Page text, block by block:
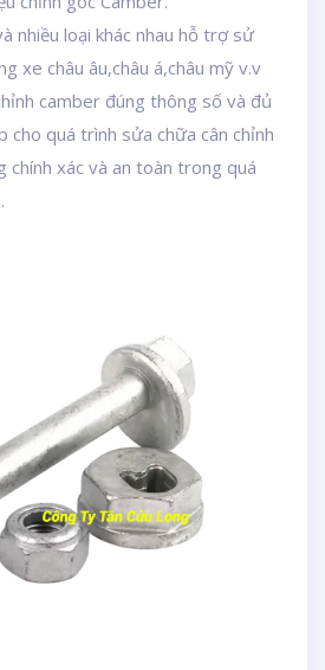
nhiều loại khác nhau hỗ trợ sử
xe châu âu,châu á,châu mỹ v.v
camber đúng thông số và đủ
cho quá trình sửa chữa cân chỉnh
chính xác và an toàn trong quá